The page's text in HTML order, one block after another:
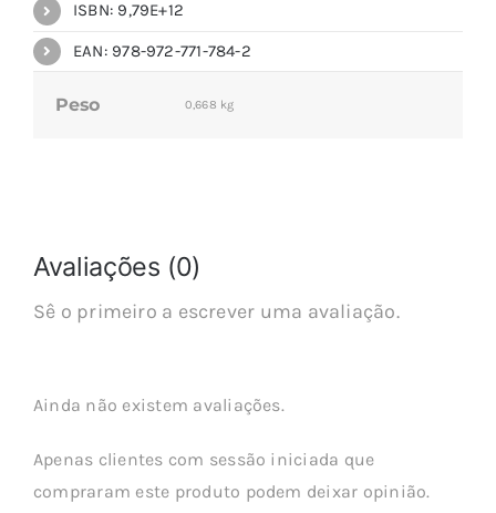
ISBN: 9,79E+12
EAN: 978-972-771-784-2
Peso 0,668 kg
Avaliações (0)
Sê o primeiro a escrever uma avaliação.
Ainda não existem avaliações.
Apenas clientes com sessão iniciada que
compraram este produto podem deixar opinião.